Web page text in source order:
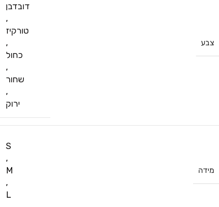
צבע
דובדבן
,
טורקיז
,
כחול
,
שחור
,
ירוק
מידה
S
,
M
,
L